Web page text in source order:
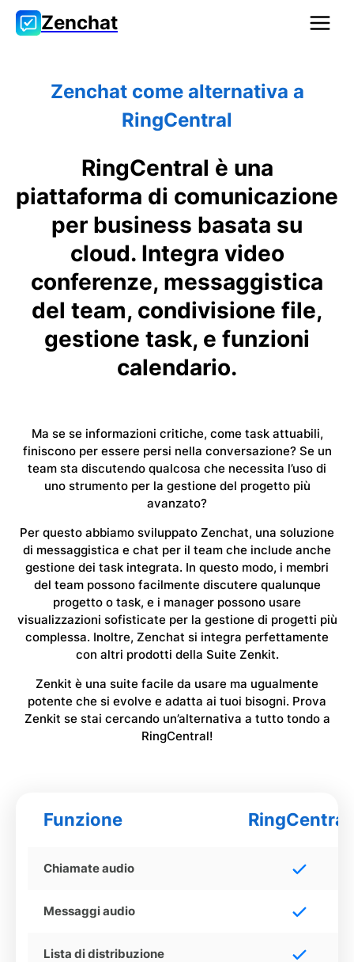
Zenchat
Zenchat come alternativa a
RingCentral
RingCentral è una
piattaforma di comunicazione
per business basata su
cloud. Integra video
conferenze, messaggistica
del team, condivisione file,
gestione task, e funzioni
calendario.
Ma se se informazioni critiche, come task attuabili,
finiscono per essere persi nella conversazione? Se un
team sta discutendo qualcosa che necessita l’uso di
uno strumento per la gestione del progetto più
avanzato?
Per questo abbiamo sviluppato Zenchat, una soluzione
di messaggistica e chat per il team che include anche
gestione dei task integrata. In questo modo, i membri
del team possono facilmente discutere qualunque
progetto o task, e i manager possono usare
visualizzazioni sofisticate per la gestione di progetti più
complessa. Inoltre, Zenchat si integra perfettamente
con altri prodotti della Suite Zenkit.
Zenkit è una suite facile da usare ma ugualmente
potente che si evolve e adatta ai tuoi bisogni. Prova
Zenkit se stai cercando un’alternativa a tutto tondo a
RingCentral!
Funzione RingCentral
Chiamate audio
Messaggi audio
Lista di distribuzione